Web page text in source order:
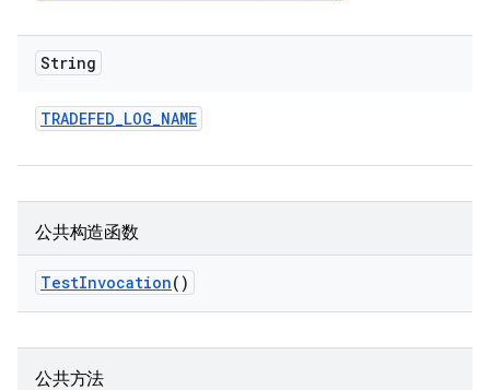
String
TRADEFED_LOG_NAME
公共构造函数
TestInvocation()
公共方法